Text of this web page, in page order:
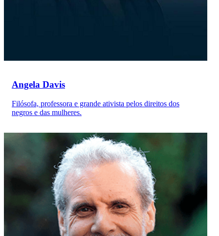
Angela Davis
Filósofa, professora e grande ativista pelos direitos dos
negros e das mulheres.